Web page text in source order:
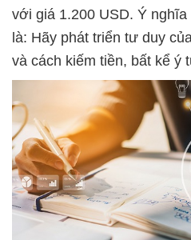
với giá 1.200 USD. Ý
là: Hãy phát triển tư duy
và cách kiếm tiền, bất kể ý